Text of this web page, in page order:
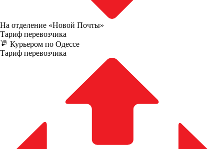
На отделение «Новой Почты»
Тариф перевозчика
Курьером по Одессе
Тариф перевозчика